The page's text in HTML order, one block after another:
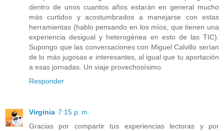
dentro de unos cuantos años estarán en general mucho
más curtidos y acostumbrados a manejarse con estas
herramientas (hablo pensando en los míos, que tienen una
experiencia desigual y heterogénea en esto de las TIC).
Supongo que las conversaciones con Miguel Calvillo serían
de lo más jugosas e interesantes, al igual que tu aportación
a esas jornadas. Un viaje provechosísimo.
Responder
Virginia 7:15 p. m.
Gracias por compartir tus experiencias lectoras y por